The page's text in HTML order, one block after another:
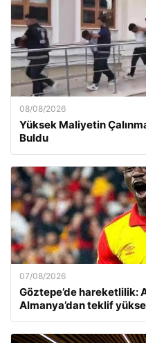
08/08/2026
Yüksek Maliyetin
Buldu
07/08/2026
Göztepe’de hareketlilik:
Almanya’dan teklif